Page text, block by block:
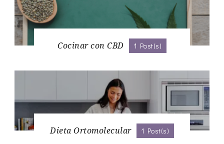
Cocinar con CBD 1 Post(s)
Dieta Ortomolecular 1 Post(s)